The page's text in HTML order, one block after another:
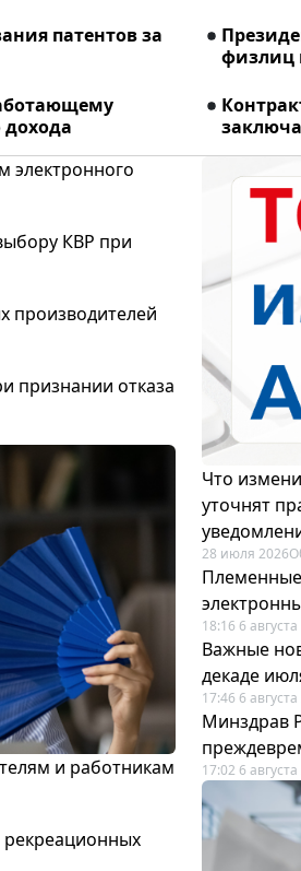
патентов за
физлиц
дохода
электронного
КВР при
производителей
признании отказа
и работникам
рекреационных
Что
уточнят
28 июля 2026
Племенные
18:16 6
Важные
декаде
17:46 6
Минздрав
17:02 6